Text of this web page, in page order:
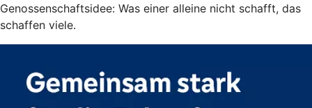
Genossenschaftsidee: Was einer alleine nicht schafft, das
schaffen viele.